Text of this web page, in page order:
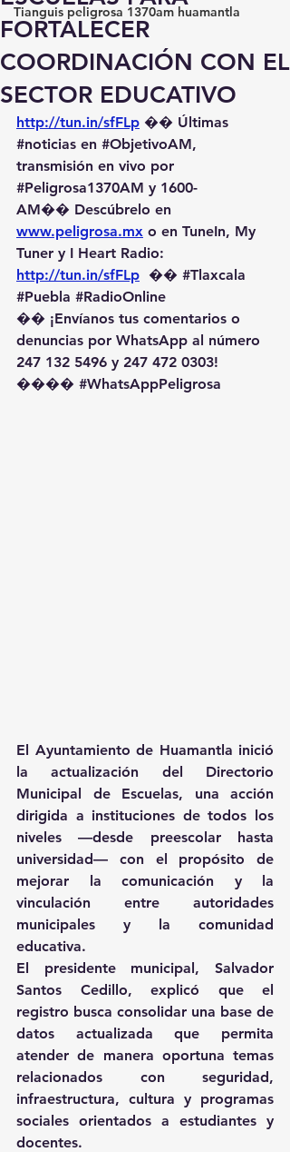
Tianguis peligrosa 1370am huamantla
FORTALECER
COORDINACIÓN CON EL
SECTOR EDUCATIVO
http://tun.in/sfFLp �� Últimas
#noticias en #ObjetivoAM,
transmisión en vivo por
#Peligrosa1370AM y 1600-
AM��️ Descúbrelo en
www.peligrosa.mx o en TuneIn, My
Tuner y I Heart Radio:
http://tun.in/sfFLp �� #Tlaxcala
#Puebla #RadioOnline
�� ¡Envíanos tus comentarios o
denuncias por WhatsApp al número
247 132 5496 y 247 472 0303!
��️�� #WhatsAppPeligrosa
El Ayuntamiento de Huamantla inició
la actualización del Directorio
Municipal de Escuelas, una acción
dirigida a instituciones de todos los
niveles —desde preescolar hasta
universidad— con el propósito de
mejorar la comunicación y la
vinculación entre autoridades
municipales y la comunidad
educativa.
El presidente municipal, Salvador
Santos Cedillo, explicó que el
registro busca consolidar una base de
datos actualizada que permita
atender de manera oportuna temas
relacionados con seguridad,
infraestructura, cultura y programas
sociales orientados a estudiantes y
docentes.